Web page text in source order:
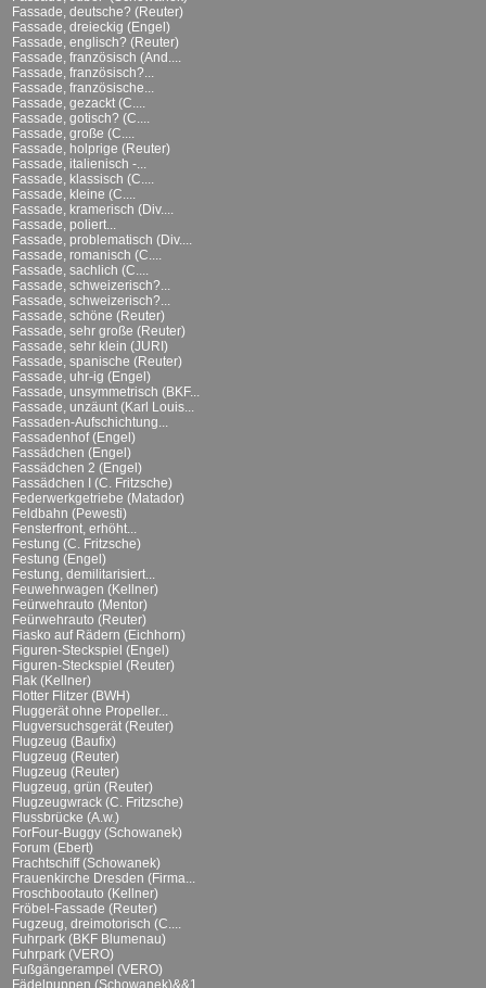
Fassade, deutsche? (Reuter)
Fassade, dreieckig (Engel)
Fassade, englisch? (Reuter)
Fassade, französisch (And....
Fassade, französisch?...
Fassade, französische...
Fassade, gezackt (C....
Fassade, gotisch? (C....
Fassade, große (C....
Fassade, holprige (Reuter)
Fassade, italienisch -...
Fassade, klassisch (C....
Fassade, kleine (C....
Fassade, kramerisch (Div....
Fassade, poliert...
Fassade, problematisch (Div....
Fassade, romanisch (C....
Fassade, sachlich (C....
Fassade, schweizerisch?...
Fassade, schweizerisch?...
Fassade, schöne (Reuter)
Fassade, sehr große (Reuter)
Fassade, sehr klein (JURI)
Fassade, spanische (Reuter)
Fassade, uhr-ig (Engel)
Fassade, unsymmetrisch (BKF...
Fassade, unzäunt (Karl Louis...
Fassaden-Aufschichtung...
Fassadenhof (Engel)
Fassädchen (Engel)
Fassädchen 2 (Engel)
Fassädchen I (C. Fritzsche)
Federwerkgetriebe (Matador)
Feldbahn (Pewesti)
Fensterfront, erhöht...
Festung (C. Fritzsche)
Festung (Engel)
Festung, demilitarisiert...
Feuwehrwagen (Kellner)
Feürwehrauto (Mentor)
Feürwehrauto (Reuter)
Fiasko auf Rädern (Eichhorn)
Figuren-Steckspiel (Engel)
Figuren-Steckspiel (Reuter)
Flak (Kellner)
Flotter Flitzer (BWH)
Fluggerät ohne Propeller...
Flugversuchsgerät (Reuter)
Flugzeug (Baufix)
Flugzeug (Reuter)
Flugzeug (Reuter)
Flugzeug, grün (Reuter)
Flugzeugwrack (C. Fritzsche)
Flussbrücke (A.w.)
ForFour-Buggy (Schowanek)
Forum (Ebert)
Frachtschiff (Schowanek)
Frauenkirche Dresden (Firma...
Froschbootauto (Kellner)
Fröbel-Fassade (Reuter)
Fugzeug, dreimotorisch (C....
Fuhrpark (BKF Blumenau)
Fuhrpark (VERO)
Fußgängerampel (VERO)
Fädelpuppen (Schowanek)&&1